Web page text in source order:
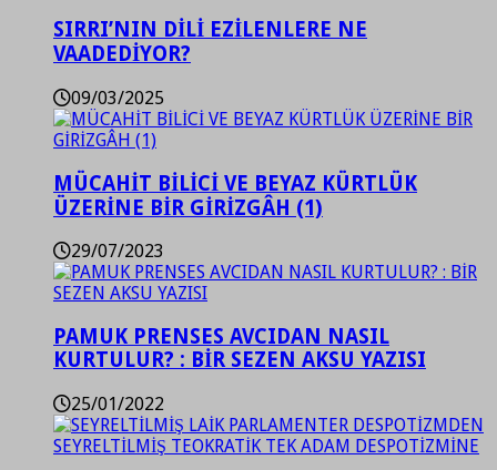
SIRRI’NIN DİLİ EZİLENLERE NE
VAADEDİYOR?
09/03/2025
MÜCAHİT BİLİCİ VE BEYAZ KÜRTLÜK
ÜZERİNE BİR GİRİZGÂH (1)
29/07/2023
PAMUK PRENSES AVCIDAN NASIL
KURTULUR? : BİR SEZEN AKSU YAZISI
25/01/2022